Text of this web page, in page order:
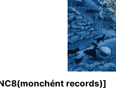
records)]